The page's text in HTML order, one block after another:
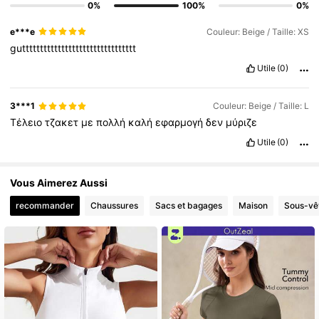
0%
100%
0%
e***e Couleur: Beige / Taille: XS
gutttttttttttttttttttttttttttttttt
Utile (0)
3***1 Couleur: Beige / Taille: L
Τέλειοτζακετ μεπολλή καλήεφαρμογήδεν μύριζε
Utile (0)
Vous Aimerez Aussi
recommander Chaussures Sacs et bagages Maison Sous-